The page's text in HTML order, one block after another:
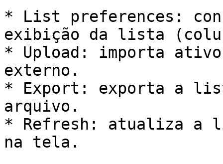
* List preferences:
exibição da lista
* Upload: importa
externo.
* Export: exporta a
arquivo.
* Refresh: atualiza a
na tela.